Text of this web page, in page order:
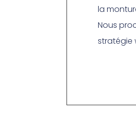
la
Nous
stratégie